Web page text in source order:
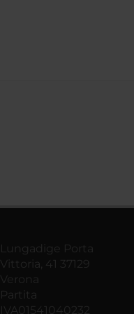
Lungadige Porta
Vittoria, 41 37129
Verona
Partita
IVA01541040232